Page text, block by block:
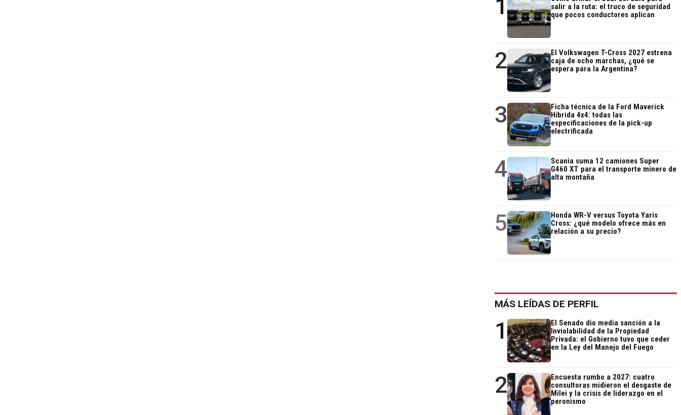
1
salir a la ruta: el truco de seguridad
que pocos conductores aplican
2
El Volkswagen T-Cross 2027 estrena
caja de ocho marchas, ¿qué se
espera para la Argentina?
3
Ficha técnica de la Ford Maverick
Híbrida 4x4: todas las
especificaciones de la pick-up
electrificada
4
Scania suma 12 camiones Super
G460 XT para el transporte minero de
alta montaña
5
Honda WR-V versus Toyota Yaris
Cross: ¿qué modelo ofrece más en
relación a su precio?
MÁS LEÍDAS DE PERFIL
1
El Senado dio media sanción a la
Inviolabilidad de la Propiedad
Privada: el Gobierno tuvo que ceder
en la Ley del Manejo del Fuego
2
Encuesta rumbo a 2027: cuatro
consultoras midieron el desgaste de
Milei y la crisis de liderazgo en el
peronismo